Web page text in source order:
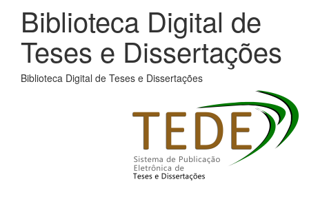
Biblioteca Digital de
Teses e Dissertações
Biblioteca Digital de Teses e Dissertações